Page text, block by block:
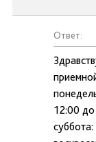
Ответ:
12:00